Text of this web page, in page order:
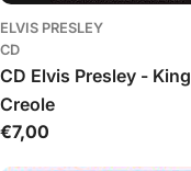
ELVIS PRESLEY
CD
CD Elvis Presley - King
Creole
Įprasta
€7,00